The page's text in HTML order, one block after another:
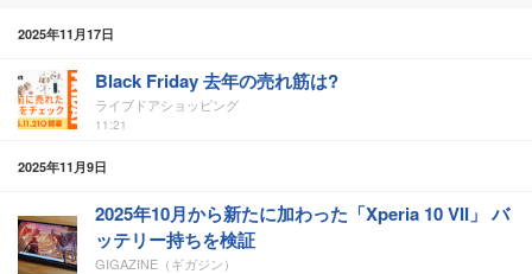
2025年11月17日
Black Friday 去年の売れ筋は?
ライブドアショッピング
11:21
2025年11月9日
2025年10月から新たに加わった「Xperia 10 VII」 バ
ッテリー持ちを検証
GIGAZINE（ギガジン）